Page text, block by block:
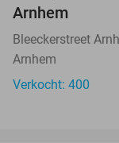
Arnhem
Bleeckerstreet
Arnhem
Verkocht: 400